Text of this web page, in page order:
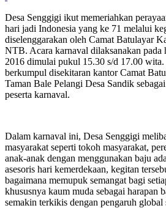
Desa Senggigi ikut memeriahkan
hari jadi Indonesia yang ke 71 melalui
diselenggarakan oleh Camat Batulayar
NTB. Acara karnaval dilaksanakan pada
2016 dimulai pukul 15.30 s/d 17.00 wita.
berkumpul disekitaran kantor Camat
Taman Bale Pelangi Desa Sandik
peserta karnaval.
Dalam karnaval ini, Desa Senggigi
masyarakat seperti tokoh masyarakat,
anak-anak dengan menggunakan baju
asesoris hari kemerdekaan, kegitan
bagaimana memupuk semangat bagi
khususnya kaum muda sebagai harapan
semakin terkikis dengan pengaruh global